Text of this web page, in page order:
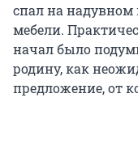
спал на надувном
мебели.
начал было
родину, как
предложение, от